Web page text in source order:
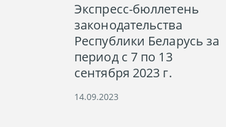
Экспресс-бюллетень
законодательства
Республики Беларусь за
период с 7 по 13
сентября 2023 г.
14.09.2023